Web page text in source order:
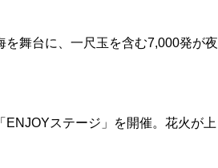
舞台に、一尺玉を含む7,000発が夜
ステージ」を開催。花火が上